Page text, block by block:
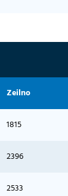
Zeilno
1815
2396
2533